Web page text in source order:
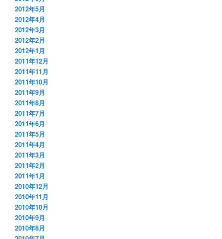
2012年5月
2012年4月
2012年3月
2012年2月
2012年1月
2011年12月
2011年11月
2011年10月
2011年9月
2011年8月
2011年7月
2011年6月
2011年5月
2011年4月
2011年3月
2011年2月
2011年1月
2010年12月
2010年11月
2010年10月
2010年9月
2010年8月